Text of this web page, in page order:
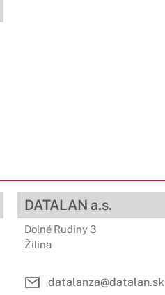
DATALAN a.s.
Dolné Rudiny 3
Žilina
datalanza@datalan.sk